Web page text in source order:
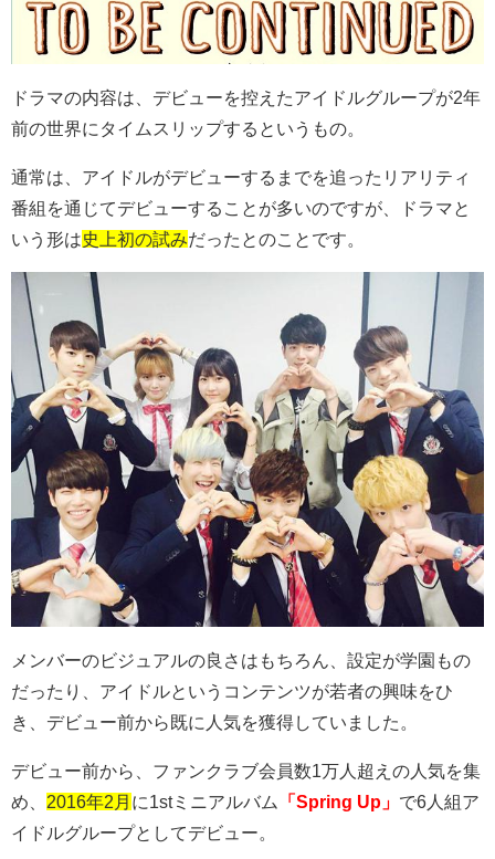
ドラマの内容は、デビューを控えたアイドルグループが2年
前の世界にタイムスリップするというもの。
通常は、アイドルがデビューするまでを追ったリアリティ
番組を通じてデビューすることが多いのですが、ドラマと
いう形は史上初の試みだったとのことです。
メンバーのビジュアルの良さはもちろん、設定が学園もの
だったり、アイドルというコンテンツが若者の興味をひ
き、デビュー前から既に人気を獲得していました。
デビュー前から、ファンクラブ会員数1万人超えの人気を集
め、 2016年2月 に1stミニアルバム 「Spring Up」 で6人組ア
イドルグループとしてデビュー。